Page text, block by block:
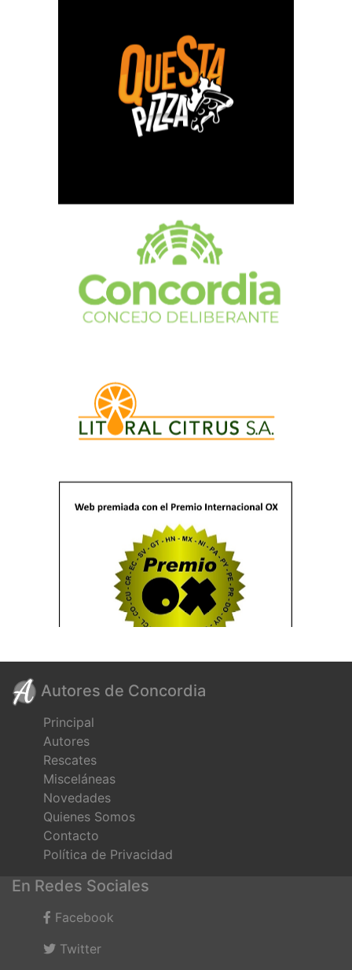
Autores de Concordia
Principal
Autores
Rescates
Misceláneas
Novedades
Quienes Somos
Contacto
Política de Privacidad
En Redes Sociales
Facebook
Twitter